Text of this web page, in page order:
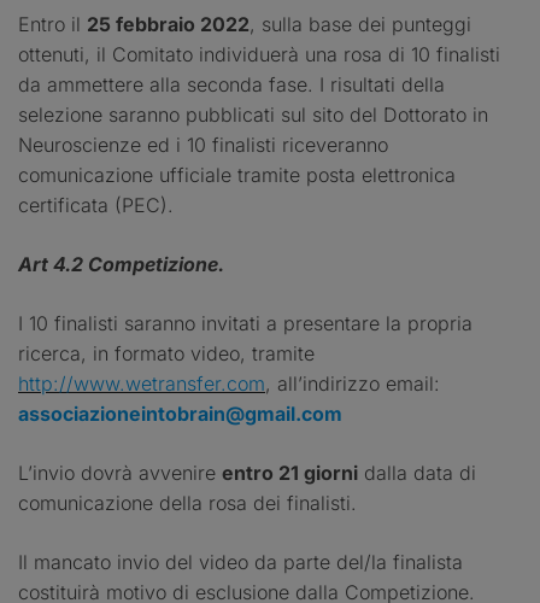
Entro il 25 febbraio 2022, sulla base dei punteggi
ottenuti, il Comitato individuerà una rosa di 10 finalisti
da ammettere alla seconda fase. I risultati della
selezione saranno pubblicati sul sito del Dottorato in
Neuroscienze ed i 10 finalisti riceveranno
comunicazione ufficiale tramite posta elettronica
certificata (PEC).
Art 4.2 Competizione.
I 10 finalisti saranno invitati a presentare la propria
ricerca, in formato video, tramite
http://www.wetransfer.com, all’indirizzo email:
associazioneintobrain@gmail.com
L’invio dovrà avvenire entro 21 giorni dalla data di
comunicazione della rosa dei finalisti.
Il mancato invio del video da parte del/la finalista
costituirà motivo di esclusione dalla Competizione.